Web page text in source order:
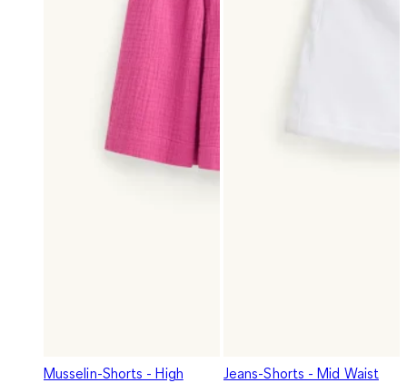
Musselin-Shorts - High
Jeans-Shorts - Mid Waist